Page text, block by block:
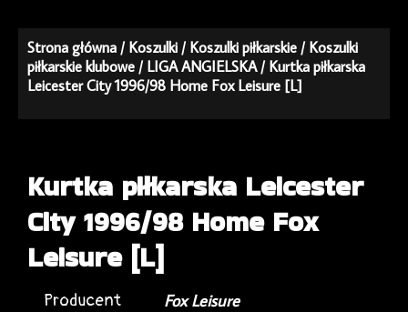
Strona główna /Koszulki /Koszulki piłkarskie /Koszulki
piłkarskie klubowe /LIGA ANGIELSKA/ Kurtka piłkarska
Leicester City 1996/98 Home Fox Leisure [L]
Kurtka piłkarska Leicester
City 1996/98 Home Fox
Leisure [L]
Producent
Fox Leisure